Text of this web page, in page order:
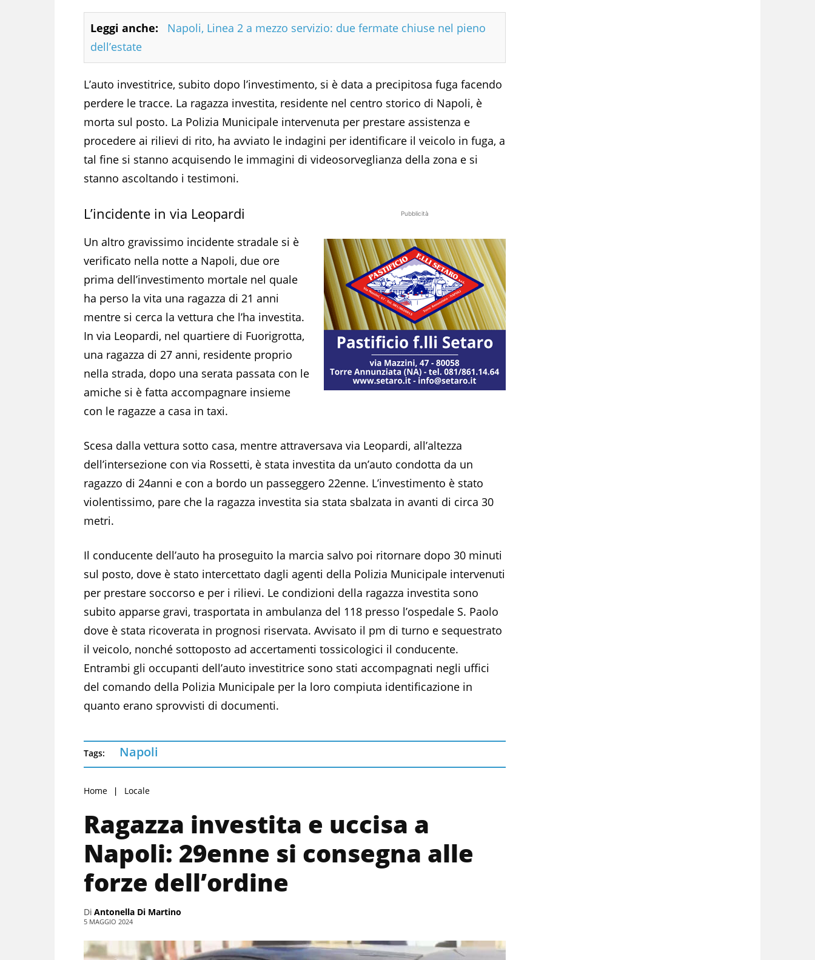
Leggi anche:
Napoli, Linea 2 a mezzo servizio: due fermate chiuse nel pieno
dell’estate
L’auto investitrice, subito dopo l’investimento, si è data a precipitosa fuga facendo
perdere le tracce. La ragazza investita, residente nel centro storico di Napoli, è
morta sul posto. La Polizia Municipale intervenuta per prestare assistenza e
procedere ai rilievi di rito, ha avviato le indagini per identificare il veicolo in fuga, a
tal fine si stanno acquisendo le immagini di videosorveglianza della zona e si
stanno ascoltando i testimoni.
Pubblicità
L’incidente in via Leopardi
Un altro gravissimo incidente stradale si è
verificato nella notte a Napoli, due ore
prima dell’investimento mortale nel quale
ha perso la vita una ragazza di 21 anni
mentre si cerca la vettura che l’ha investita.
In via Leopardi, nel quartiere di Fuorigrotta,
una ragazza di 27 anni, residente proprio
nella strada, dopo una serata passata con le
amiche si è fatta accompagnare insieme
con le ragazze a casa in taxi.
Scesa dalla vettura sotto casa, mentre attraversava via Leopardi, all’altezza
dell’intersezione con via Rossetti, è stata investita da un’auto condotta da un
ragazzo di 24anni e con a bordo un passeggero 22enne. L’investimento è stato
violentissimo, pare che la ragazza investita sia stata sbalzata in avanti di circa 30
metri.
Il conducente dell’auto ha proseguito la marcia salvo poi ritornare dopo 30 minuti
sul posto, dove è stato intercettato dagli agenti della Polizia Municipale intervenuti
per prestare soccorso e per i rilievi. Le condizioni della ragazza investita sono
subito apparse gravi, trasportata in ambulanza del 118 presso l’ospedale S. Paolo
dove è stata ricoverata in prognosi riservata. Avvisato il pm di turno e sequestrato
il veicolo, nonché sottoposto ad accertamenti tossicologici il conducente.
Entrambi gli occupanti dell’auto investitrice sono stati accompagnati negli uffici
del comando della Polizia Municipale per la loro compiuta identificazione in
quanto erano sprovvisti di documenti.
Tags: Napoli
Home Locale
Ragazza investita e uccisa a
Napoli: 29enne si consegna alle
forze dell’ordine
Di Antonella Di Martino
5 MAGGIO 2024